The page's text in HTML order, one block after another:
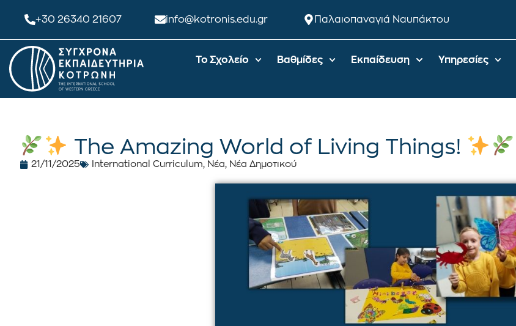
+30 26340 21607 info@kotronis.edu.gr Παλαιοπαναγιά Ναυπάκτου
Το Σχολείο Βαθμίδες Εκπαίδευση Υπηρεσίες
The Amazing World of Living Things!
21/11/2025 International Curriculum, Νέα, Νέα Δημοτικού